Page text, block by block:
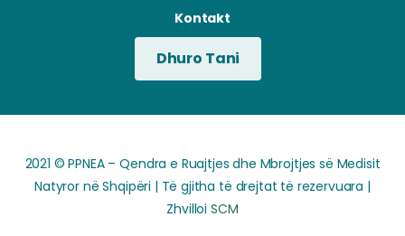
Kontakt
Dhuro Tani
2021 © PPNEA – Qendra e Ruajtjes dhe Mbrojtjes së Medisit
Natyror në Shqipëri | Të gjitha të drejtat të rezervuara |
ZhvilloiSCM